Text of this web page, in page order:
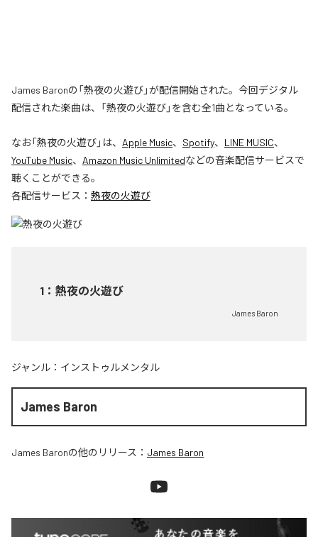
James Baronの「熱夜の火遊び」が配信開始された。今回デジタル
配信された楽曲は、「熱夜の火遊び」を含む全1曲となっている。
なお「熱夜の火遊び」は、 Apple Music、 Spotify、 LINE MUSIC、
YouTube Music、 Amazon Music Unlimitedなどの音楽配信サービスで
聴くことができる。
各配信サービス： 熱夜の火遊び
1 ： 熱夜の火遊び
James Baron
ジャンル： インストゥルメンタル
James Baron
James Baronの他のリリース： James Baron